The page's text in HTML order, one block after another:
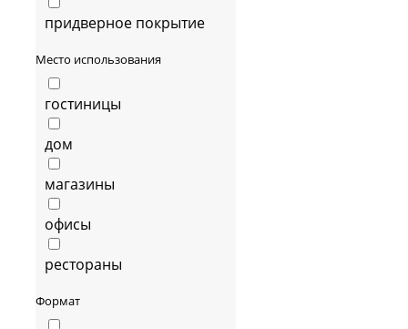
придверное покрытие
Место использования
гостиницы
дом
магазины
офисы
рестораны
Формат